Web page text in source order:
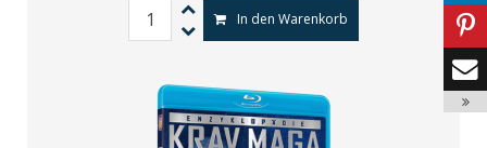
In den Warenkorb